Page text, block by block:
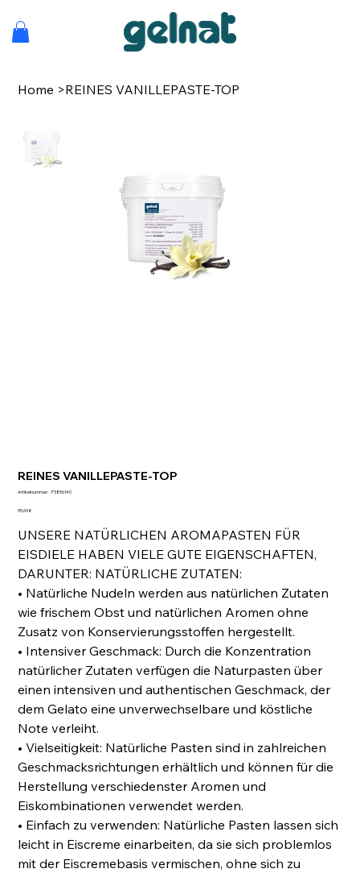
Home >REINES VANILLEPASTE-TOP
REINES VANILLEPASTE-TOP
Artikelnummer:
Artikelnummer:
P3856140
Preis
55,65 €
UNSERE NATÜRLICHEN AROMAPASTEN FÜR
EISDIELE HABEN VIELE GUTE EIGENSCHAFTEN,
DARUNTER: NATÜRLICHE ZUTATEN:
• Natürliche Nudeln werden aus natürlichen Zutaten
wie frischem Obst und natürlichen Aromen ohne
Zusatz von Konservierungsstoffen hergestellt.
• Intensiver Geschmack: Durch die Konzentration
natürlicher Zutaten verfügen die Naturpasten über
einen intensiven und authentischen Geschmack, der
dem Gelato eine unverwechselbare und köstliche
Note verleiht.
• Vielseitigkeit: Natürliche Pasten sind in zahlreichen
Geschmacksrichtungen erhältlich und können für die
Herstellung verschiedenster Aromen und
Eiskombinationen verwendet werden.
• Einfach zu verwenden: Natürliche Pasten lassen sich
leicht in Eiscreme einarbeiten, da sie sich problemlos
mit der Eiscremebasis vermischen, ohne sich zu